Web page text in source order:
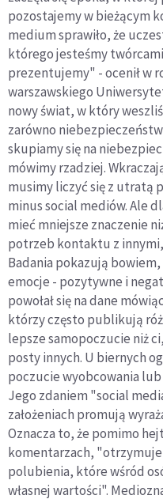
pozostajemy w bieżącym
medium sprawiło, że
którego jesteśmy
prezentujemy" - ocenił w
warszawskiego
nowy świat, w który
zarówno
skupiamy się na
mówimy rzadziej.
musimy liczyć się z utratą
minus social mediów. Ale
mieć mniejsze znaczenie
potrzeb kontaktu z
Badania pokazują
emocje - pozytywne i
powołał się na dane
którzy często publikują
lepsze samopoczucie niż
posty innych. U biernych
poczucie wyobcowania
Jego zdaniem "social
założeniach promują
Oznacza to, że pomimo
komentarzach,
polubienia, które wśród
własnej wartości".